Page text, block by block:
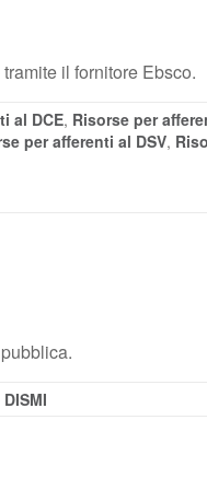
il fornitore Ebsco.
al DCE, Risorse per
per afferenti al DSV,